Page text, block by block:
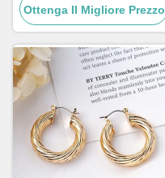
Orecchini a Forma
Geometrica Quadrata
Ottenga Il Migliore Prezzo